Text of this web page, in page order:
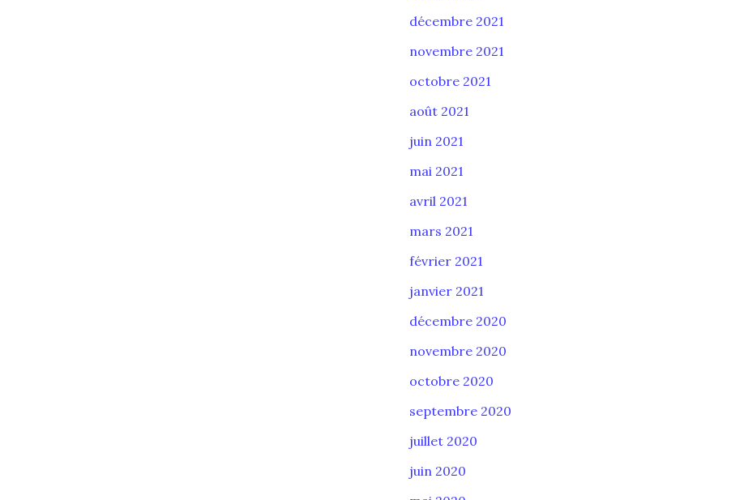
décembre 2021
novembre 2021
octobre 2021
août 2021
juin 2021
mai 2021
avril 2021
mars 2021
février 2021
janvier 2021
décembre 2020
novembre 2020
octobre 2020
septembre 2020
juillet 2020
juin 2020